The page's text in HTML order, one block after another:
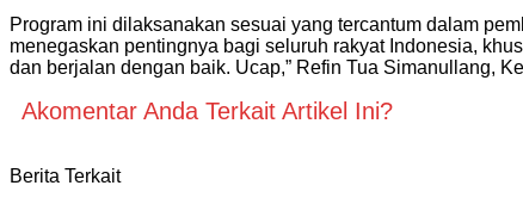
Program ini dilaksanakan sesuai yang tercantum dalam
menegaskan pentingnya bagi seluruh rakyat Indonesia,
dan berjalan dengan baik. Ucap,” Refin Tua Simanullang,
Akomentar Anda Terkait Artikel Ini?
Berita Terkait